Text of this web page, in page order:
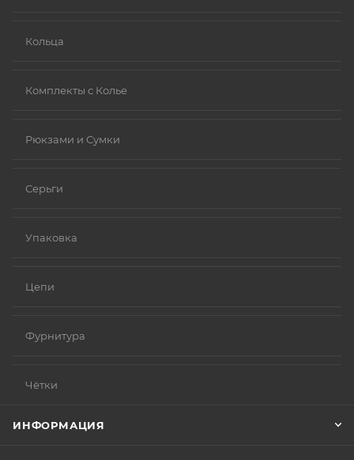
Кольца
Комплекты с Колье
Рюкзами и Сумки
Серьги
Упаковка
Цепи
Фурнитура
Чётки
ИНФОРМАЦИЯ